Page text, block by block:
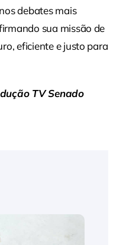
debates mais
sua missão de
eficiente e justo para
TV Senado